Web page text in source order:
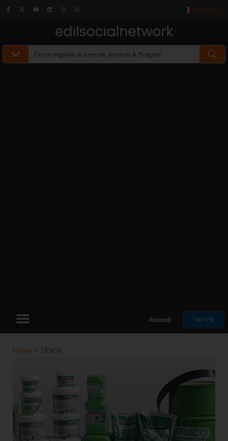
Italiano
Accedi Iscriviti
Home » Draco